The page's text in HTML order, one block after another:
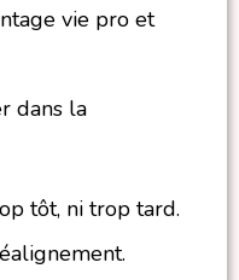
vie pro et
dans la
tôt, ni trop tard.